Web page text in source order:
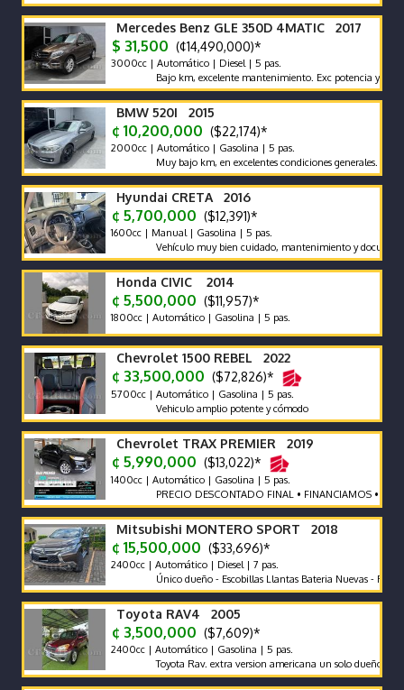
Mercedes Benz GLE 350D 4MATIC 2017
$ 31,500 (¢14,490,000)*
3000cc | Automático | Diesel | 5 pas.
Bajo km, excelente mantenimiento. Exc potencia y bajo
BMW 520I 2015
¢ 10,200,000 ($22,174)*
2000cc | Automático | Gasolina | 5 pas.
Muy bajo km, en excelentes condiciones generales. Vehículo
Hyundai CRETA 2016
¢ 5,700,000 ($12,391)*
1600cc | Manual | Gasolina | 5 pas.
Vehículo muy bien cuidado, mantenimiento y documentos
Honda CIVIC 2014
¢ 5,500,000 ($11,957)*
1800cc | Automático | Gasolina | 5 pas.
Chevrolet 1500 REBEL 2022
¢ 33,500,000 ($72,826)*
5700cc | Automático | Gasolina | 5 pas.
Vehiculo amplio potente y cómodo
Chevrolet TRAX PREMIER 2019
¢ 5,990,000 ($13,022)*
1400cc | Automático | Gasolina | 5 pas.
PRECIO DESCONTADO FINAL • FINANCIAMOS •
Mitsubishi MONTERO SPORT 2018
¢ 15,500,000 ($33,696)*
2400cc | Automático | Diesel | 7 pas.
Único dueño - Escobillas Llantas Bateria Nuevas - Recor de
Toyota RAV4 2005
¢ 3,500,000 ($7,609)*
2400cc | Automático | Gasolina | 5 pas.
Toyota Rav. extra version americana un solo dueño.